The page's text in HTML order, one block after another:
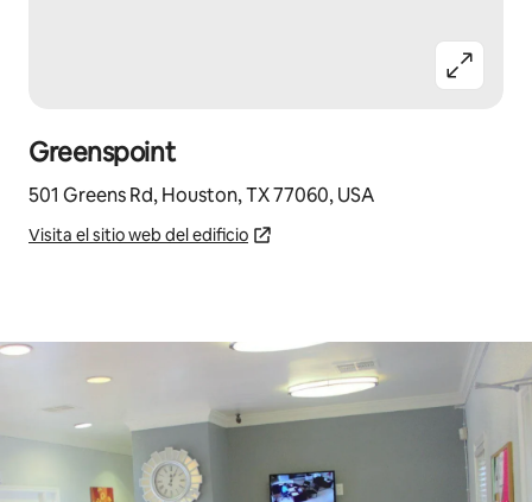
Greenspoint
501 Greens Rd, Houston, TX 77060, USA
Visita el sitio web del edificio